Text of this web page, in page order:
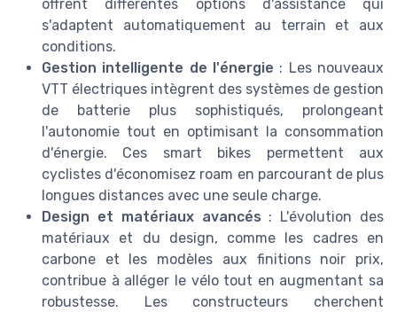
offrent différentes options d'assistance qui
s'adaptent automatiquement au terrain et aux
conditions.
Gestion intelligente de l'énergie : Les nouveaux
VTT électriques intègrent des systèmes de gestion
de batterie plus sophistiqués, prolongeant
l'autonomie tout en optimisant la consommation
d'énergie. Ces smart bikes permettent aux
cyclistes d'économisez roam en parcourant de plus
longues distances avec une seule charge.
Design et matériaux avancés : L'évolution des
matériaux et du design, comme les cadres en
carbone et les modèles aux finitions noir prix,
contribue à alléger le vélo tout en augmentant sa
robustesse. Les constructeurs cherchent